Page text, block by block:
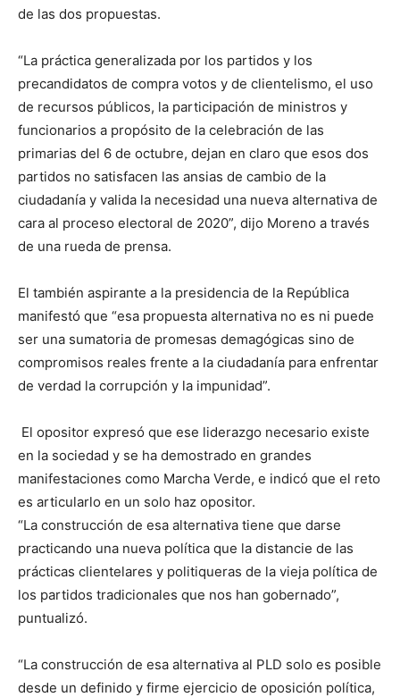
de las dos propuestas.
“La práctica generalizada por los partidos y los
precandidatos de compra votos y de clientelismo, el uso
de recursos públicos, la participación de ministros y
funcionarios a propósito de la celebración de las
primarias del 6 de octubre, dejan en claro que esos dos
partidos no satisfacen las ansias de cambio de la
ciudadanía y valida la necesidad una nueva alternativa de
cara al proceso electoral de 2020”, dijo Moreno a través
de una rueda de prensa.
El también aspirante a la presidencia de la República
manifestó que “esa propuesta alternativa no es ni puede
ser una sumatoria de promesas demagógicas sino de
compromisos reales frente a la ciudadanía para enfrentar
de verdad la corrupción y la impunidad”.
El opositor expresó que ese liderazgo necesario existe
en la sociedad y se ha demostrado en grandes
manifestaciones como Marcha Verde, e indicó que el reto
es articularlo en un solo haz opositor.
“La construcción de esa alternativa tiene que darse
practicando una nueva política que la distancie de las
prácticas clientelares y politiqueras de la vieja política de
los partidos tradicionales que nos han gobernado”,
puntualizó.
“La construcción de esa alternativa al PLD solo es posible
desde un definido y firme ejercicio de oposición política,